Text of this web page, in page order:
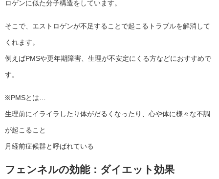
ロゲンに似た分子構造をしています。
そこで、エストロゲンが不足することで起こるトラブルを解消して
くれます。
例えばPMSや更年期障害、生理が不安定にくる方などにおすすめで
す。
※PMSとは…
生理前にイライラしたり体がだるくなったり、心や体に様々な不調
が起こること
月経前症候群と呼ばれている
フェンネルの効能：ダイエット効果